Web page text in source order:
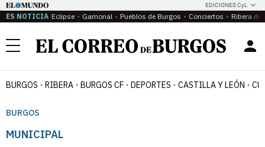
EDICIONES CyL
ES NOTICIA Eclipse Gamonal Pueblos de Burgos Conciertos Ribera del
Menú
BURGOS RIBERA BURGOS CF DEPORTES CASTILLA Y LEÓN
BURGOS
MUNICIPAL